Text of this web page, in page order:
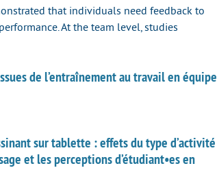
that ­individuals need feedback to
At the team level, studies
de l’entraînement au travail en équipe
sur tablette : effets du type d’activité
et les perceptions d’étudiant•es en